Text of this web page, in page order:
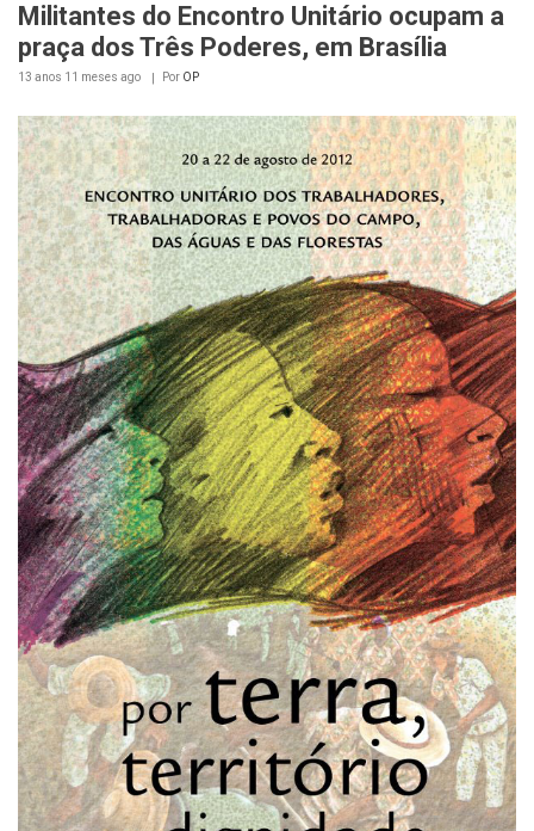
Militantes do Encontro Unitário ocupam a
praça dos Três Poderes, em Brasília
13 anos 11 meses ago Por OP